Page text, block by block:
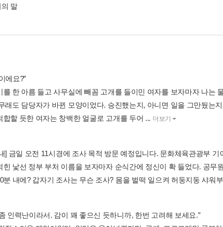
말
에요?”
를 한 아름 들고 사무실에 빼꼼 고개를 들이민 여자를 보자마자 나는
래도 담당자가 바뀐 모양이었다. 승진했는지, 아니면 일을 그만뒀는
합할 듯한 여자는 창백한 얼굴로 고개를 두어 ... 더보기
] 금일 오전 11시경에 조사 목적 방문 예정입니다. 문화체육관광부 기
힌 낯선 정부 부처 이름을 보자마자 순식간에 정신이 확 들었다. 공무
분 내에? 갑자기 조사는 무슨 조사? 몸을 벌떡 일으켜 허둥지둥 샤워
인력난이라서. 감이 꽤 좋으신 듯하니까, 한번 고려해 보세요.”